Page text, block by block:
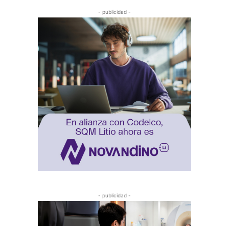
- publicidad -
- publicidad -